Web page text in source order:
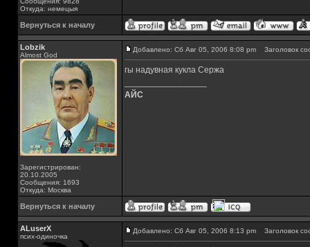
Откуда: немецыя
Вернуться к началу
Lobzik
Almost God
Зарегистрирован:
20.10.2005
Сообщения: 1693
Откуда: Москва
Добавлено: Сб Авг 05, 2006 8:08 pm Заголовок
гы надувная кукла Сержа
АЙС
Вернуться к началу
ALuserX
псих-одиночка
Добавлено: Сб Авг 05, 2006 8:13 pm Заголовок